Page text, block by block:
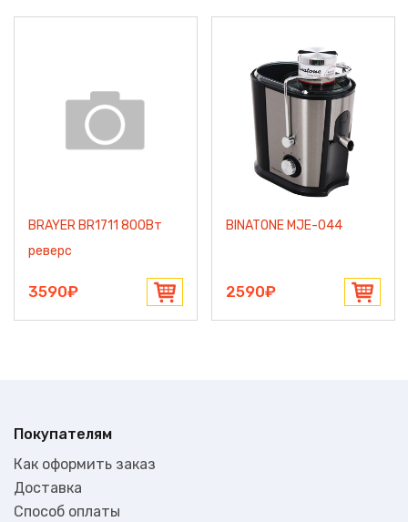
BRAYER BR1711 800Вт
реверс
3590₽
BINATONE MJE-044
2590₽
Покупателям
Как оформить заказ
Доставка
Способ оплаты